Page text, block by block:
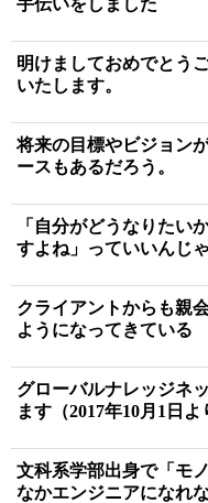
手伝いをしました
明けましておめでとう
いたします。
将来の目標やビジョン
ースもあるだろう。
「自分がどうなりたい
すよね」っていいんじ
クライアントからも親
ようになってきている
グローバルナレッジネ
ます（2017年10月1日よ
文科系学部出身で「モ
なかエンジニアになれ